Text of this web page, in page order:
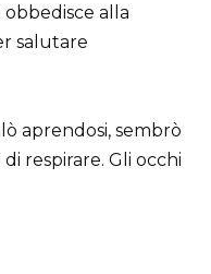
alla
salutare
aprendosi, sembrò
respirare. Gli occhi